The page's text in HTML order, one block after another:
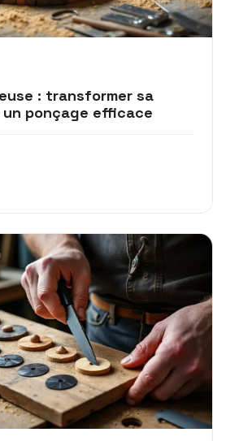
: transformer sa
ponçage efficace